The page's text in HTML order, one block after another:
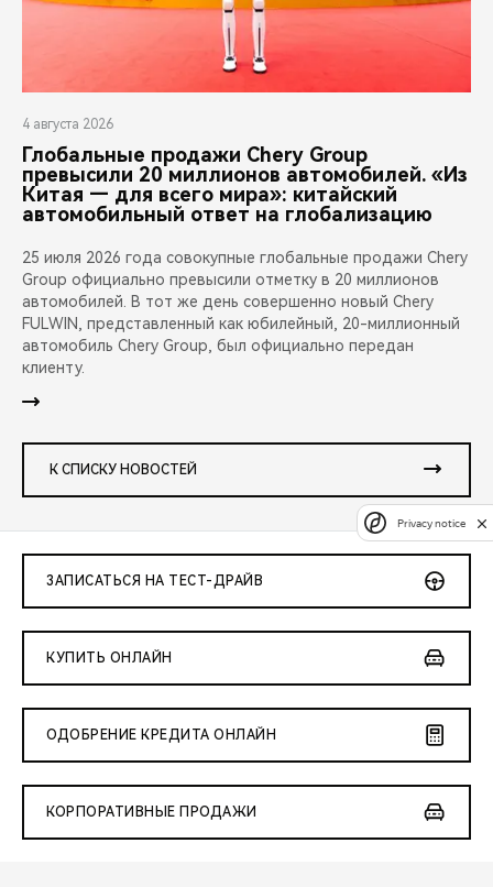
4 августа 2026
Глобальные продажи Chery Group
превысили 20 миллионов автомобилей. «Из
Китая — для всего мира»: китайский
автомобильный ответ на глобализацию
25 июля 2026 года совокупные глобальные продажи Chery
Group официально превысили отметку в 20 миллионов
автомобилей. В тот же день совершенно новый Chery
FULWIN, представленный как юбилейный, 20-миллионный
автомобиль Chery Group, был официально передан
клиенту.
К СПИСКУ НОВОСТЕЙ
ЗАПИСАТЬСЯ НА ТЕСТ-ДРАЙВ
КУПИТЬ ОНЛАЙН
ОДОБРЕНИЕ КРЕДИТА ОНЛАЙН
КОРПОРАТИВНЫЕ ПРОДАЖИ
Privacy notice